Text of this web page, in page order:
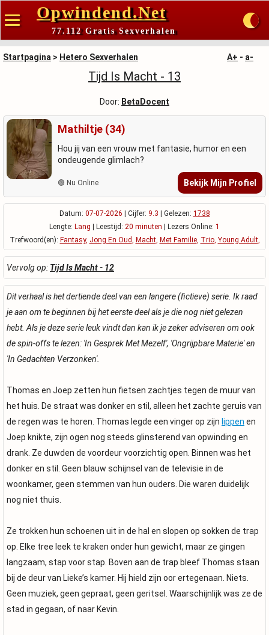
Opwindend.Net
77.112 Gratis Sexverhalen
Startpagina > Hetero Sexverhalen A+ - a-
Tijd Is Macht - 13
Door: BetaDocent
Mathiltje (34)
Hou jij van een vrouw met fantasie, humor en een
ondeugende glimlach?
🟢 Nu Online Bekijk Mijn Profiel
Datum: 07-07-2026 | Cijfer: 9.3 | Gelezen: 1738
Lengte: Lang | Leestijd: 20 minuten | Lezers Online: 1
Trefwoord(en): Fantasy, Jong En Oud, Macht, Met Familie, Trio, Young Adult,
Vervolg op: Tijd Is Macht - 12
Dit verhaal is het dertiende deel van een langere (fictieve) serie. Ik raad
je aan om te beginnen bij het eerste deel als je die nog niet gelezen
hebt. Als je deze serie leuk vindt dan kan ik je zeker adviseren om ook
de spin-offs te lezen: 'In Gesprek Met Mezelf', 'Ongrijpbare Materie' en
'In Gedachten Verzonken'.
Thomas en Joep zetten hun fietsen zachtjes tegen de muur van
het huis. De straat was donker en stil, alleen het zachte geruis van
de regen was te horen. Thomas legde een vinger op zijn lippen en
Joep knikte, zijn ogen nog steeds glinsterend van opwinding en
drank. Ze duwden de voordeur voorzichtig open. Binnen was het
donker en stil. Geen blauw schijnsel van de televisie in de
woonkamer, geen stemmen van hun ouders. Die waren duidelijk
nog niet thuis.
Ze trokken hun schoenen uit in de hal en slopen op sokken de trap
op. Elke tree leek te kraken onder hun gewicht, maar ze gingen
langzaam, stap voor stap. Boven aan de trap bleef Thomas staan
bij de deur van Lieke’s kamer. Hij hield zijn oor ertegenaan. Niets.
Geen muziek, geen gepraat, geen geritsel. Waarschijnlijk was ze de
stad in gegaan, of naar Kevin.